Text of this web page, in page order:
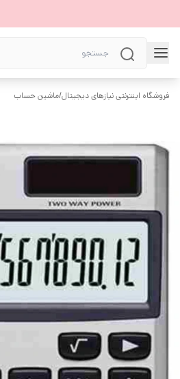
فروشگاه اینترنتی نیازهای دیجیتال/ماشین حساب